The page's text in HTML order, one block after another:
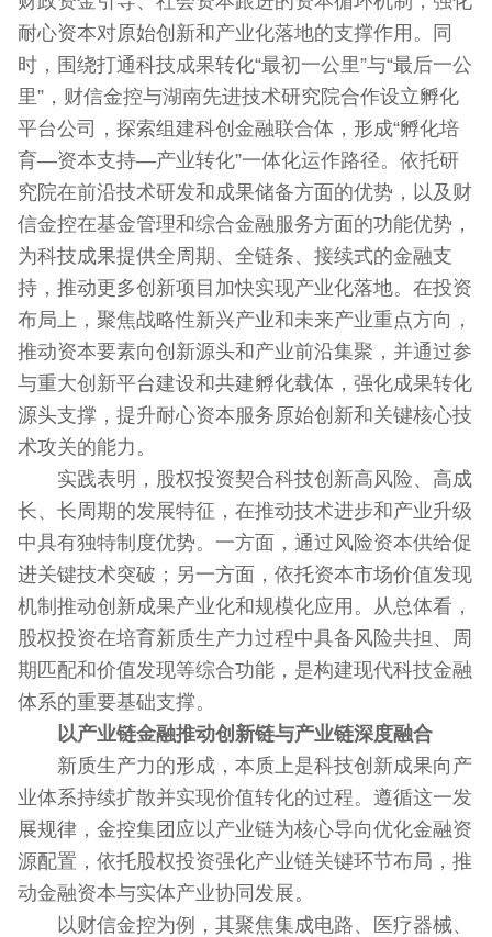
耐心资本对原始创新和产业化落地的支撑作用。同
时，围绕打通科技成果转化“最初一公里”与“最后一公
里”，财信金控与湖南先进技术研究院合作设立孵化
平台公司，探索组建科创金融联合体，形成“孵化培
育—资本支持—产业转化”一体化运作路径。依托研
究院在前沿技术研发和成果储备方面的优势，以及财
信金控在基金管理和综合金融服务方面的功能优势，
为科技成果提供全周期、全链条、接续式的金融支
持，推动更多创新项目加快实现产业化落地。在投资
布局上，聚焦战略性新兴产业和未来产业重点方向，
推动资本要素向创新源头和产业前沿集聚，并通过参
与重大创新平台建设和共建孵化载体，强化成果转化
源头支撑，提升耐心资本服务原始创新和关键核心技
术攻关的能力。
实践表明，股权投资契合科技创新高风险、高成
长、长周期的发展特征，在推动技术进步和产业升级
中具有独特制度优势。一方面，通过风险资本供给促
进关键技术突破；另一方面，依托资本市场价值发现
机制推动创新成果产业化和规模化应用。从总体看，
股权投资在培育新质生产力过程中具备风险共担、周
期匹配和价值发现等综合功能，是构建现代科技金融
体系的重要基础支撑。
以产业链金融推动创新链与产业链深度融合
新质生产力的形成，本质上是科技创新成果向产
业体系持续扩散并实现价值转化的过程。遵循这一发
展规律，金控集团应以产业链为核心导向优化金融资
源配置，依托股权投资强化产业链关键环节布局，推
动金融资本与实体产业协同发展。
以财信金控为例，其聚焦集成电路、医疗器械、